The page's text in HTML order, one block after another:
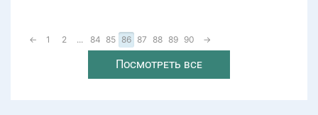
← 1 2 ... 84 85 86 87 88 89 90 →
Посмотреть все